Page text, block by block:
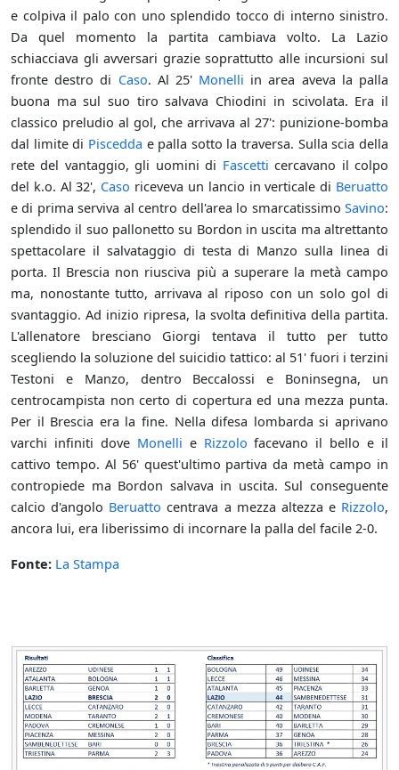
e colpiva il palo con uno splendido tocco di interno sinistro.
Da quel momento la partita cambiava volto. La Lazio
schiacciava gli avversari grazie soprattutto alle incursioni sul
fronte destro di Caso. Al 25' Monelli in area aveva la palla
buona ma sul suo tiro salvava Chiodini in scivolata. Era il
classico preludio al gol, che arrivava al 27': punizione-bomba
dal limite di Piscedda e palla sotto la traversa. Sulla scia della
rete del vantaggio, gli uomini di Fascetti cercavano il colpo
del k.o. Al 32', Caso riceveva un lancio in verticale di Beruatto
e di prima serviva al centro dell'area lo smarcatissimo Savino:
splendido il suo pallonetto su Bordon in uscita ma altrettanto
spettacolare il salvataggio di testa di Manzo sulla linea di
porta. Il Brescia non riusciva più a superare la metà campo
ma, nonostante tutto, arrivava al riposo con un solo gol di
svantaggio. Ad inizio ripresa, la svolta definitiva della partita.
L'allenatore bresciano Giorgi tentava il tutto per tutto
scegliendo la soluzione del suicidio tattico: al 51' fuori i terzini
Testoni e Manzo, dentro Beccalossi e Boninsegna, un
centrocampista non certo di copertura ed una mezza punta.
Per il Brescia era la fine. Nella difesa lombarda si aprivano
varchi infiniti dove Monelli e Rizzolo facevano il bello e il
cattivo tempo. Al 56' quest'ultimo partiva da metà campo in
contropiede ma Bordon salvava in uscita. Sul conseguente
calcio d'angolo Beruatto centrava a mezza altezza e Rizzolo,
ancora lui, era liberissimo di incornare la palla del facile 2-0.
Fonte: La Stampa